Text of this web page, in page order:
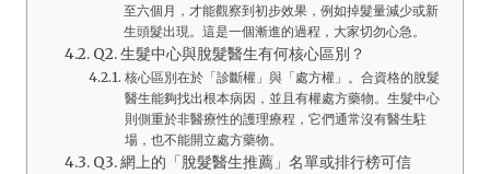
至六個月，才能觀察到初步效果，例如掉髮量減少或新
生頭髮出現。這是一個漸進的過程，大家切勿心急。
Q2. 生髮中心與脫髮醫生有何核心區別？
核心區別在於「診斷權」與「處方權」。合資格的脫髮
醫生能夠找出根本病因，並且有權處方藥物。生髮中心
則側重於非醫療性的護理療程，它們通常沒有醫生駐
場，也不能開立處方藥物。
Q3. 網上的「脫髮醫生推薦」名單或排行榜可信